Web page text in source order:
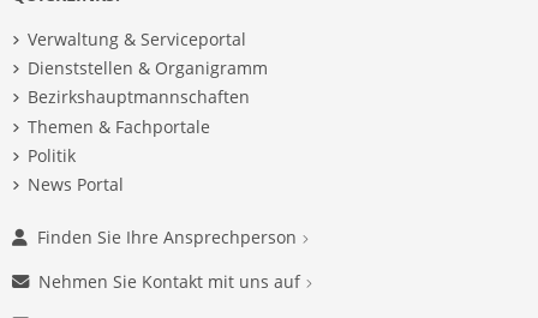
Verwaltung & Serviceportal
Dienststellen & Organigramm
Bezirkshauptmannschaften
Themen & Fachportale
Politik
News Portal
Finden Sie Ihre Ansprechperson
Nehmen Sie Kontakt mit uns auf